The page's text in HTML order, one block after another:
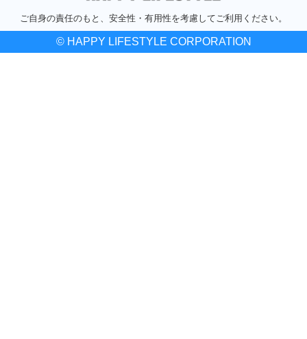
ご自身の責任のもと、安全性・有用性を考慮してご利用ください。
© HAPPY LIFESTYLE CORPORATION